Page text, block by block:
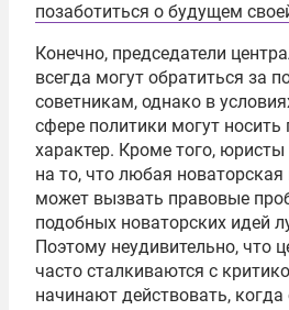
позаботиться о будущем
Конечно, председатели
всегда могут обратиться за
советникам, однако в
сфере политики могут
характер. Кроме того,
на то, что любая
может вызвать правовые
подобных новаторских идей
Поэтому неудивительно, что
часто сталкиваются с
начинают действовать, когда